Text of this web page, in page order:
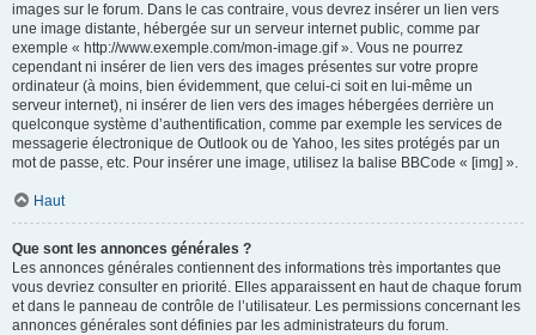
images sur le forum. Dans le cas contraire, vous devrez insérer un lien vers
une image distante, hébergée sur un serveur internet public, comme par
exemple « http://www.exemple.com/mon-image.gif ». Vous ne pourrez
cependant ni insérer de lien vers des images présentes sur votre propre
ordinateur (à moins, bien évidemment, que celui-ci soit en lui-même un
serveur internet), ni insérer de lien vers des images hébergées derrière un
quelconque système d’authentification, comme par exemple les services de
messagerie électronique de Outlook ou de Yahoo, les sites protégés par un
mot de passe, etc. Pour insérer une image, utilisez la balise BBCode « [img] ».
Haut
Que sont les annonces générales ?
Les annonces générales contiennent des informations très importantes que
vous devriez consulter en priorité. Elles apparaissent en haut de chaque forum
et dans le panneau de contrôle de l’utilisateur. Les permissions concernant les
annonces générales sont définies par les administrateurs du forum.